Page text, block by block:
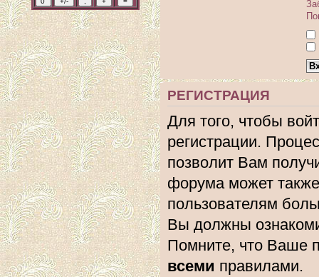
РЕГИСТРАЦИЯ
Для того, чтобы
регистрации.
позволит Вам
форума может
пользователям
Вы должны
Помните, что Ваше
всеми правилами.